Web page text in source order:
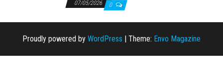
07/05/2026 0
Proudly powered by WordPress Theme: Envo Magazine